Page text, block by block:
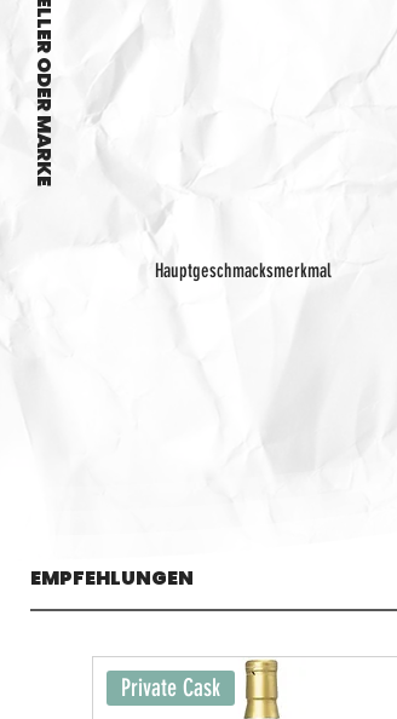
EMPFEHLUNGEN
Private Cask
Hauptgeschmacksmerkmal